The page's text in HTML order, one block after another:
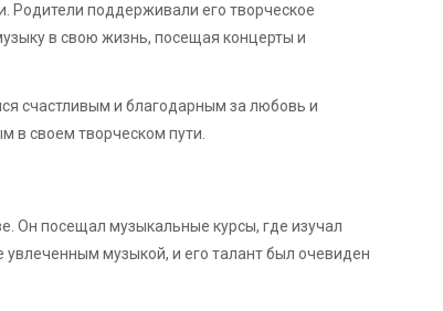
поддерживали его творческое
в свою жизнь, посещая концерты и
счастливым и благодарным за любовь и
в своем творческом пути.
Он посещал музыкальные курсы, где изучал
музыкой, и его талант был очевиден